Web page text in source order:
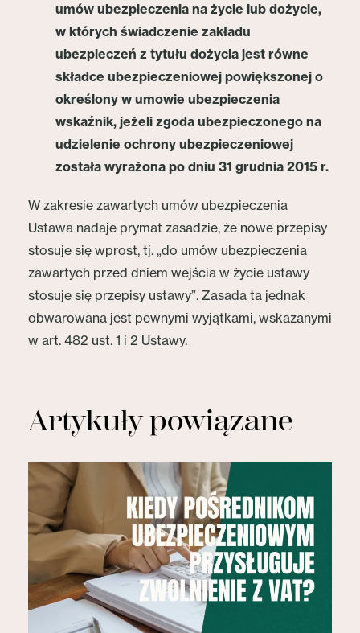
umów ubezpieczenia na życie lub dożycie,
w których świadczenie zakładu
ubezpieczeń z tytułu dożycia jest równe
składce ubezpieczeniowej powiększonej o
określony w umowie ubezpieczenia
wskaźnik, jeżeli zgoda ubezpieczonego na
udzielenie ochrony ubezpieczeniowej
została wyrażona po dniu 31 grudnia 2015 r.
W zakresie zawartych umów ubezpieczenia
Ustawa nadaje prymat zasadzie, że nowe przepisy
stosuje się wprost, tj. „do umów ubezpieczenia
zawartych przed dniem wejścia w życie ustawy
stosuje się przepisy ustawy”. Zasada ta jednak
obwarowana jest pewnymi wyjątkami, wskazanymi
w art. 482 ust. 1 i 2 Ustawy.
Artykuły powiązane